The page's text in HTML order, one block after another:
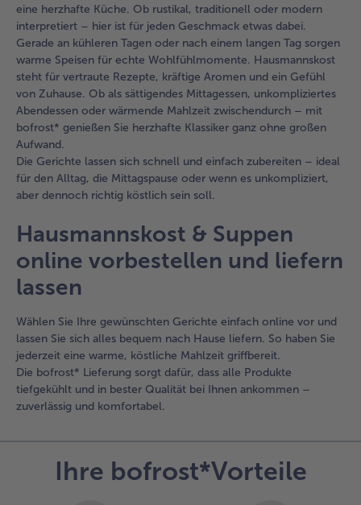
eine herzhafte Küche. Ob rustikal, traditionell oder modern
interpretiert – hier ist für jeden Geschmack etwas dabei.
Gerade an kühleren Tagen oder nach einem langen Tag sorgen
warme Speisen für echte Wohlfühlmomente. Hausmannskost
steht für vertraute Rezepte, kräftige Aromen und ein Gefühl
von Zuhause. Ob als sättigendes Mittagessen, unkompliziertes
Abendessen oder wärmende Mahlzeit zwischendurch – mit
bofrost* genießen Sie herzhafte Klassiker ganz ohne großen
Aufwand.
Die Gerichte lassen sich schnell und einfach zubereiten – ideal
für den Alltag, die Mittagspause oder wenn es unkompliziert,
aber dennoch richtig köstlich sein soll.
Hausmannskost & Suppen
online vorbestellen und liefern
lassen
Wählen Sie Ihre gewünschten Gerichte einfach online vor und
lassen Sie sich alles bequem nach Hause liefern. So haben Sie
jederzeit eine warme, köstliche Mahlzeit griffbereit.
Die bofrost* Lieferung sorgt dafür, dass alle Produkte
tiefgekühlt und in bester Qualität bei Ihnen ankommen –
zuverlässig und komfortabel.
Ihre bofrost*Vorteile